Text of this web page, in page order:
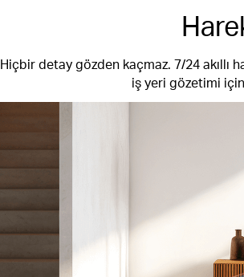
Hiçbir detay gözden kaçmaz. 7/24 akıllı
iş yeri gözetimi